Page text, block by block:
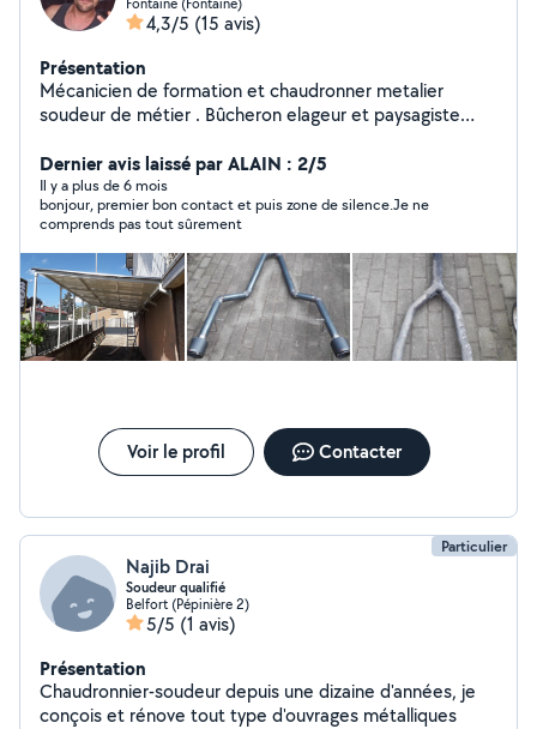
4,3/5 (15 avis)
Présentation
Mécanicien de formation et chaudronner metalier
soudeur de métier . Bûcheron elageur et paysagiste
Dernier avis laissé par ALAIN : 2/5
Il y a plus de 6 mois
bonjour, premier bon contact et puis zone de silence.Je ne
comprends pas tout sûrement
Voir le profil Contacter
Particulier
Najib Drai
Soudeur qualifié
Belfort (Pépinière 2)
5/5 (1 avis)
Présentation
Chaudronnier-soudeur depuis une dizaine d'années, je
conçois et rénove tout type d'ouvrages métalliques